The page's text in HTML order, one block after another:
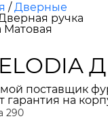
/Дверные
ручка
Матовая
поставщик
гарантия на
290